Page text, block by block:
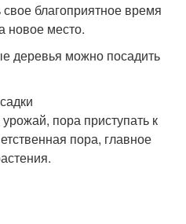
благоприятное время
новое место.
деревья можно посадить
пора приступать к
пора, главное